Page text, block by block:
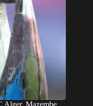
Alger, Mazembe,